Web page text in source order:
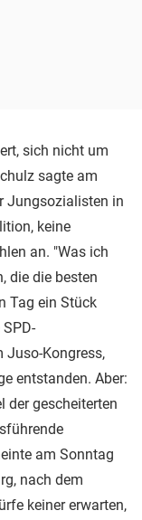
sich nicht um
sagte am
Jungsozialisten in
keine
an. "Was ich
die die besten
Tag ein Stück
Juso-Kongress,
entstanden. Aber:
der gescheiterten
am Sonntag
nach dem
keiner erwarten,